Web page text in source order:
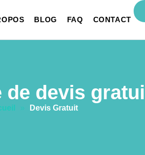
BLOG FAQ CONTACT
de devis
» Devis Gratuit